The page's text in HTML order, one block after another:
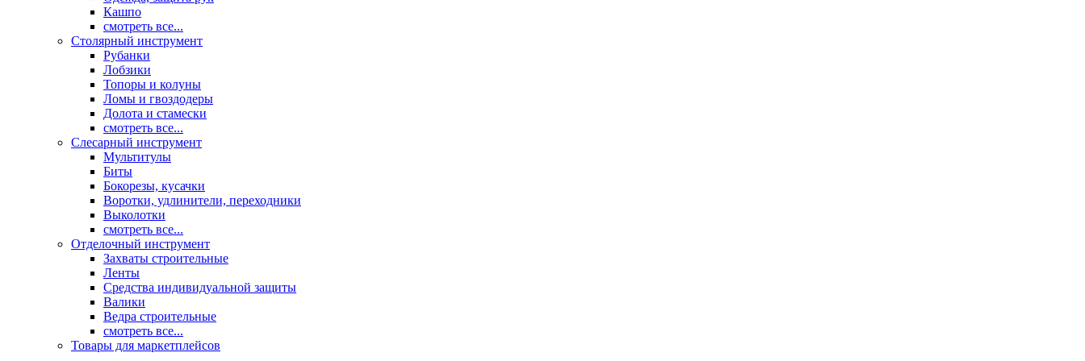
Кашпо
смотреть все...
Столярный инструмент
Рубанки
Лобзики
Топоры и колуны
Ломы и гвоздодеры
Долота и стамески
смотреть все...
Слесарный инструмент
Мультитулы
Биты
Бокорезы, кусачки
Воротки, удлинители, переходники
Выколотки
смотреть все...
Отделочный инструмент
Захваты строительные
Ленты
Средства индивидуальной защиты
Валики
Ведра строительные
смотреть все...
Товары для маркетплейсов